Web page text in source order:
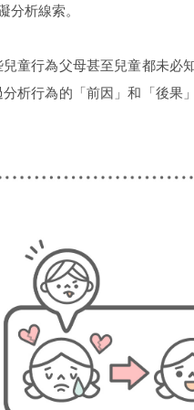
析線索。
童行為父母甚至兒童都未必
析行為的「前因」和「後果